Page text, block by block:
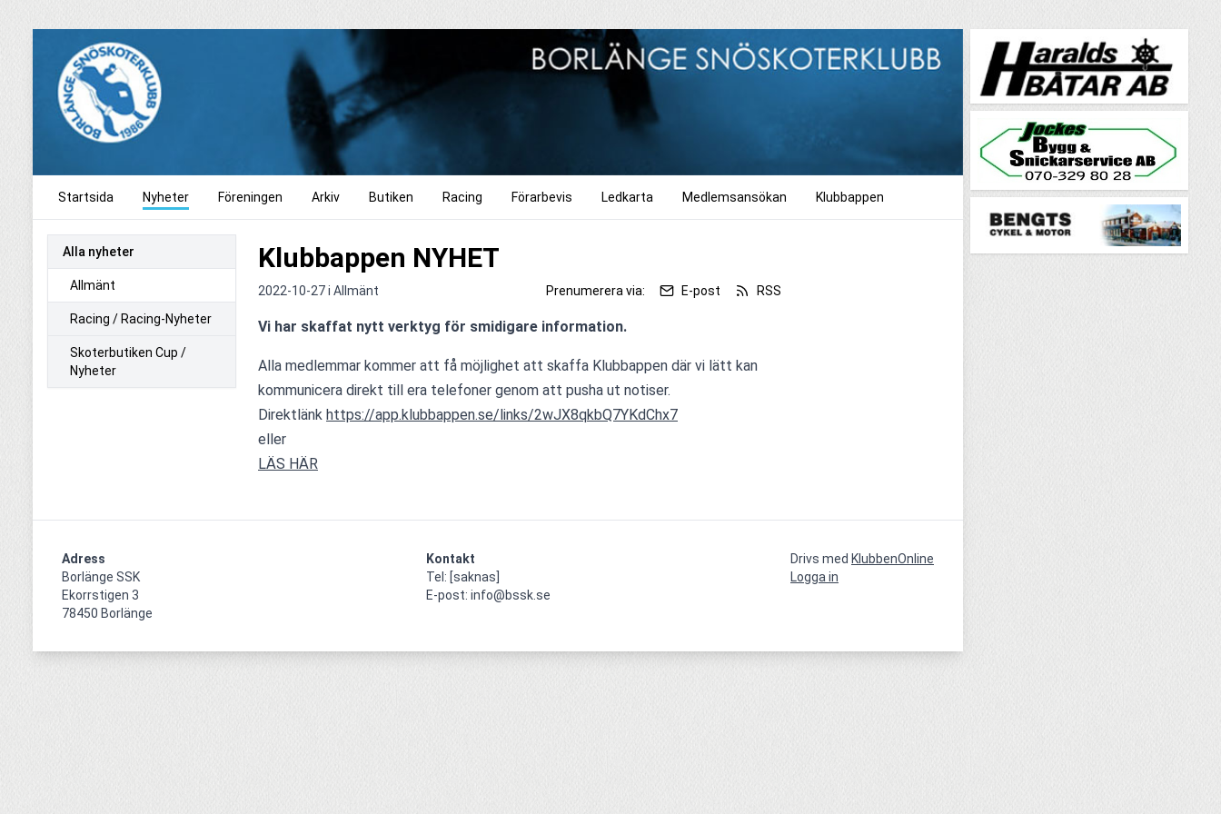
Startsida Nyheter Föreningen Arkiv Butiken Racing Förarbevis Ledkarta Medlemsansökan Klubbappen
Alla nyheter
Allmänt
Racing / Racing-Nyheter
Skoterbutiken Cup /
Nyheter
Klubbappen NYHET
2022-10-27 i Allmänt Prenumerera via: E-post RSS
Vi har skaffat nytt verktyg för smidigare information.
Alla medlemmar kommer att få möjlighet att skaffa Klubbappen där vi lätt kan
kommunicera direkt till era telefoner genom att pusha ut notiser.
Direktlänk https://app.klubbappen.se/links/2wJX8qkbQ7YKdChx7
eller
LÄS HÄR
Adress
Borlänge SSK
Ekorrstigen 3
78450 Borlänge
Kontakt
Tel: [saknas]
E-post: info@bssk.se
Drivs med KlubbenOnline
Logga in